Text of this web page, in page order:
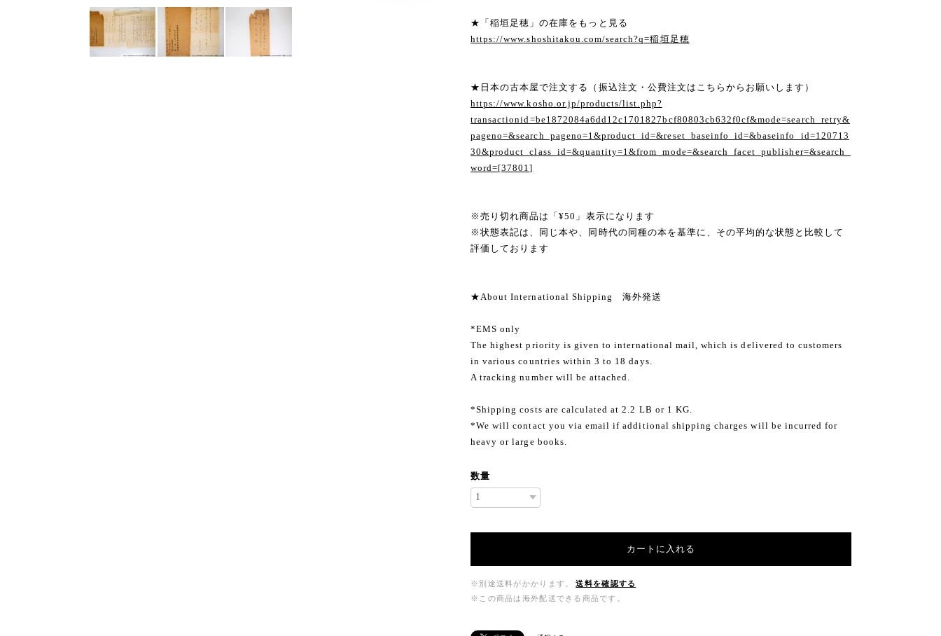
★「稲垣足穂」の在庫をもっと見る
https://www.shoshitakou.com/search?q=稲垣足穂
★日本の古本屋で注文する（振込注文・公費注文はこちらからお願いします）
https://www.kosho.or.jp/products/list.php?
transactionid=be1872084a6dd12c1701827bcf80803cb632f0cf&mode=search_retry&
pageno=&search_pageno=1&product_id=&reset_baseinfo_id=&baseinfo_id=120713
30&product_class_id=&quantity=1&from_mode=&search_facet_publisher=&search_
word=[37801]
※売り切れ商品は「¥50」表示になります
※状態表記は、同じ本や、同時代の同種の本を基準に、その平均的な状態と比較して
評価しております
★About International Shipping 海外発送
*EMS only
The highest priority is given to international mail, which is delivered to customers
in various countries within 3 to 18 days.
A tracking number will be attached.
*Shipping costs are calculated at 2.2 LB or 1 KG.
*We will contact you via email if additional shipping charges will be incurred for
heavy or large books.
数量
カートに入れる
※別途送料がかかります。
送料を確認する
※この商品は海外配送できる商品です。